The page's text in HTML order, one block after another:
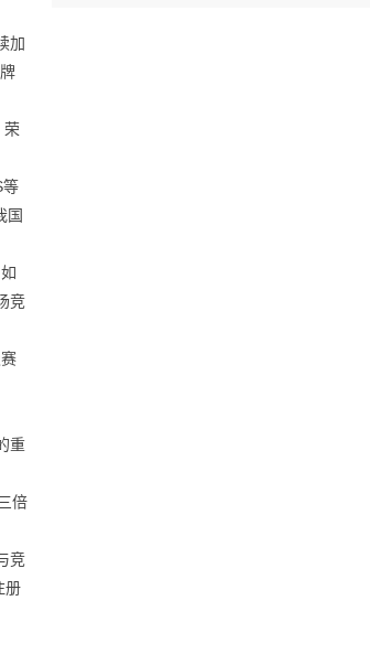
加
荣
等
国
竞
重
倍
竞
册